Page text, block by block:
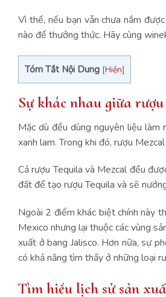
Vì thế, nếu bạn vẫn chưa nắm
nào để thưởng thức. Hãy cùng
Tóm Tắt Nội Dung [Hiện]
Sự khác nhau giữa
Mặc dù đều dùng nguyên liệu làm
xanh lam. Trong khi đó, rượu
Cả rượu Tequila và Mezcal đều
đất để tạo rượu Tequila và sẽ
Ngoài 2 điểm khác biệt chính này
Mexico nhưng lại thuộc các vùng
xuất ở bang Jalisco. Hơn nữa, sự
có khả năng tìm thấy ở những loại
Tìm hiểu lịch sử sản